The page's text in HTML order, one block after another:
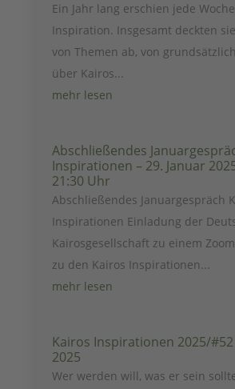
Ein Jahr lang erschien jede
Inspiration. Insgesamt deckten
von Themen ab, von
über Kairos...
mehr lesen
Abschließendes
Inspirationen – 29. Januar
21:30 Uhr
Abschließendes Januargespräch
Inspirationen Einladung der
Kairosgesellschaft zu einem
zu den Kairos Inspirationen...
mehr lesen
Kairos Inspirationen 2025/#52
2025
Wer werden will, was er sein